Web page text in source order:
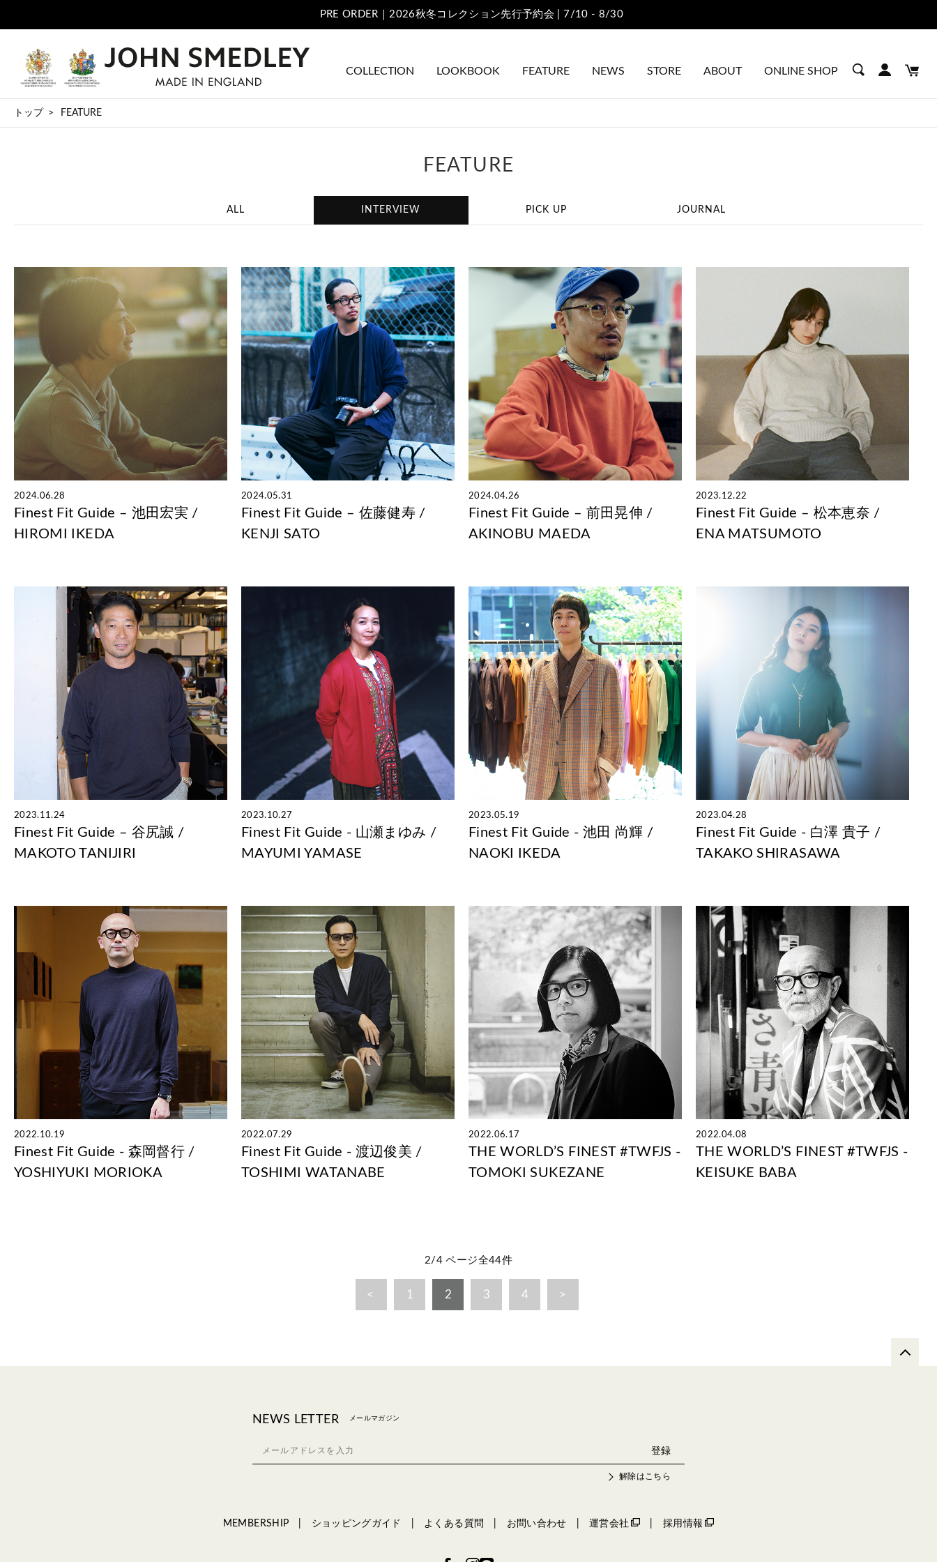
熊本地域地震の影響によるONLINE SHOPのお届けについて
COLLECTION LOOKBOOK FEATURE NEWS STORE ABOUT ONLINE SHOP
トップ FEATURE
FEATURE
ALL INTERVIEW PICK UP JOURNAL
2024.06.28
Finest Fit Guide – 池田宏実 /
HIROMI IKEDA
2024.05.31
Finest Fit Guide – 佐藤健寿 /
KENJI SATO
2024.04.26
Finest Fit Guide – 前田晃伸 /
AKINOBU MAEDA
2023.12.22
Finest Fit Guide – 松本恵奈 /
ENA MATSUMOTO
2023.11.24
Finest Fit Guide – 谷尻誠 /
MAKOTO TANIJIRI
2023.10.27
Finest Fit Guide - 山瀬まゆみ /
MAYUMI YAMASE
2023.05.19
Finest Fit Guide - 池田 尚輝 /
NAOKI IKEDA
2023.04.28
Finest Fit Guide - 白澤 貴子 /
TAKAKO SHIRASAWA
2022.10.19
Finest Fit Guide - 森岡督行 /
YOSHIYUKI MORIOKA
2022.07.29
Finest Fit Guide - 渡辺俊美 /
TOSHIMI WATANABE
2022.06.17
THE WORLD’S FINEST #TWFJS -
TOMOKI SUKEZANE
2022.04.08
THE WORLD’S FINEST #TWFJS -
KEISUKE BABA
2/4 ページ全44件
1 2 3 4
NEWS LETTER メールマガジン
解除はこちら
MEMBERSHIP ショッピングガイド よくある質問 お問い合わせ 運営会社 採用情報